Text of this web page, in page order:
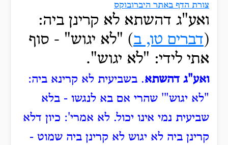
צורת הדף באתר היברובוקס
ואע"ג דהשתא לא קרינן ביה:
(דברים טו, ב) "לא יגוש" - סוף
אתי לידי: "לא יגוש".
ואע"ג דהשתא. בשביעית לא קרינא ביה:
"לא יגוש"' שהרי אם בא לנגשו - בלא
שביעית נמי אינו יכול. לא אמרי': כיון דלא
קרינן ביה לא יגוש לא קרינן ביה שמוט -